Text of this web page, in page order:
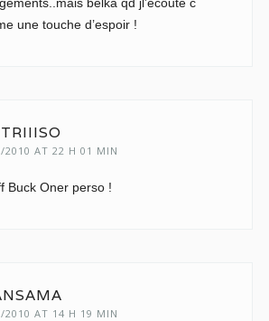
une touche d’espoir !
2010 AT 22 H 01 MIN
Buck Oner perso !
2010 AT 14 H 19 MIN